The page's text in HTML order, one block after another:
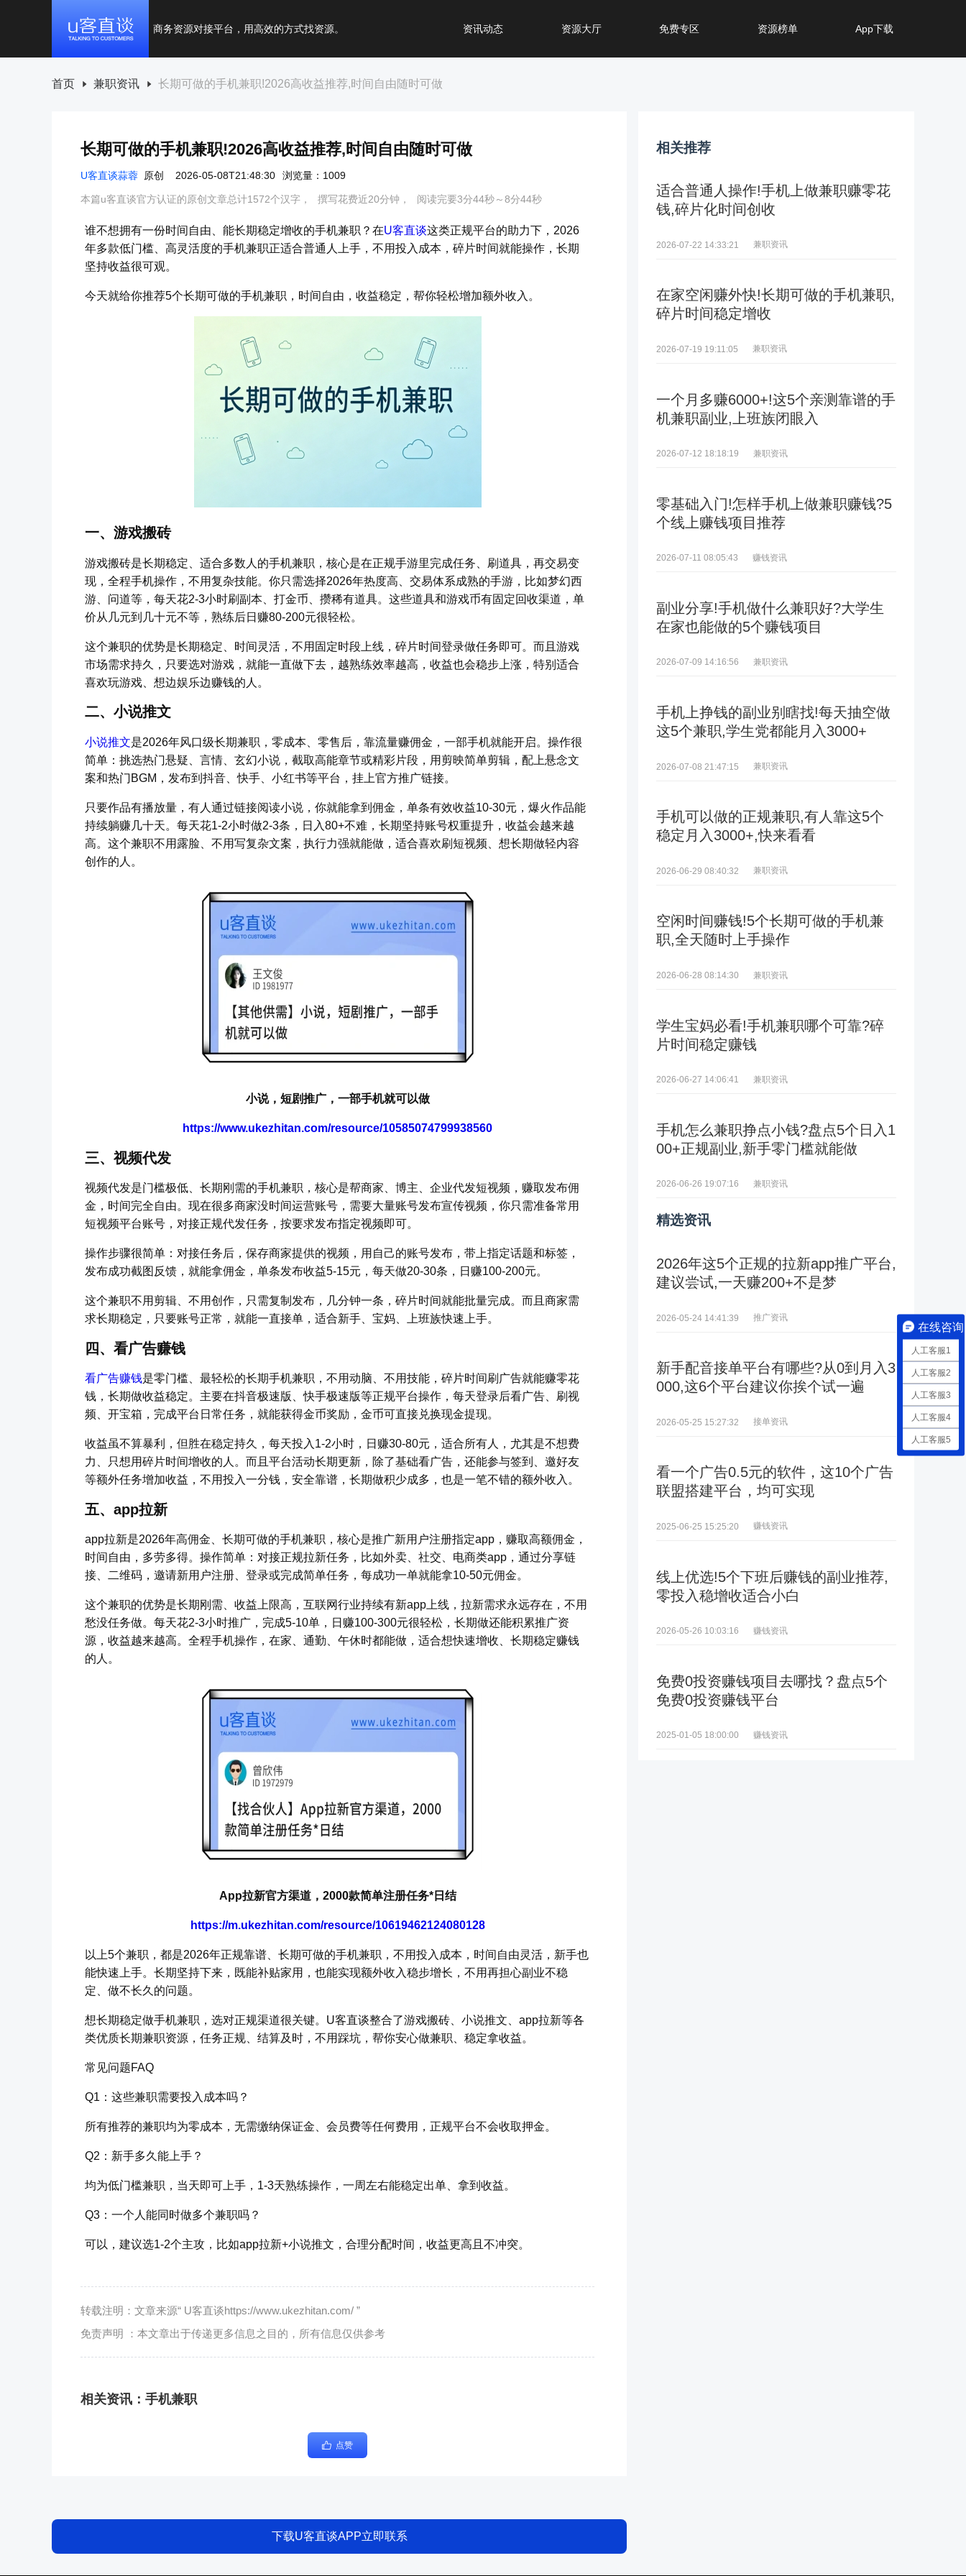
商务资源对接平台，用高效的方式找资源。 资讯动态 资源大厅 免费专区 资源榜单 App下载
首页 兼职资讯 长期可做的手机兼职!2026高收益推荐,时间自由随时可做
长期可做的手机兼职!2026高收益推荐,时间自由随时可做
U客直谈蒜蓉 原创 2026-05-08T21:48:30 浏览量：1009
本篇u客直谈官方认证的原创文章总计1572个汉字， 撰写花费近20分钟， 阅读完要3分44秒～8分44秒
谁不想拥有一份时间自由、能长期稳定增收的手机兼职？在U客直谈这类正规平台的助力下，2026
年多款低门槛、高灵活度的手机兼职正适合普通人上手，不用投入成本，碎片时间就能操作，长期
坚持收益很可观。
今天就给你推荐5个长期可做的手机兼职，时间自由，收益稳定，帮你轻松增加额外收入。
一、游戏搬砖
游戏搬砖是长期稳定、适合多数人的手机兼职，核心是在正规手游里完成任务、刷道具，再交易变
现，全程手机操作，不用复杂技能。你只需选择2026年热度高、交易体系成熟的手游，比如梦幻西
游、问道等，每天花2-3小时刷副本、打金币、攒稀有道具。这些道具和游戏币有固定回收渠道，单
价从几元到几十元不等，熟练后日赚80-200元很轻松。
这个兼职的优势是长期稳定、时间灵活，不用固定时段上线，碎片时间登录做任务即可。而且游戏
市场需求持久，只要选对游戏，就能一直做下去，越熟练效率越高，收益也会稳步上涨，特别适合
喜欢玩游戏、想边娱乐边赚钱的人。
二、小说推文
小说推文是2026年风口级长期兼职，零成本、零售后，靠流量赚佣金，一部手机就能开启。操作很
简单：挑选热门悬疑、言情、玄幻小说，截取高能章节或精彩片段，用剪映简单剪辑，配上悬念文
案和热门BGM，发布到抖音、快手、小红书等平台，挂上官方推广链接。
只要作品有播放量，有人通过链接阅读小说，你就能拿到佣金，单条有效收益10-30元，爆火作品能
持续躺赚几十天。每天花1-2小时做2-3条，日入80+不难，长期坚持账号权重提升，收益会越来越
高。这个兼职不用露脸、不用写复杂文案，执行力强就能做，适合喜欢刷短视频、想长期做轻内容
创作的人。
小说，短剧推广，一部手机就可以做
https://www.ukezhitan.com/resource/10585074799938560
三、视频代发
视频代发是门槛极低、长期刚需的手机兼职，核心是帮商家、博主、企业代发短视频，赚取发布佣
金，时间完全自由。现在很多商家没时间运营账号，需要大量账号发布宣传视频，你只需准备常用
短视频平台账号，对接正规代发任务，按要求发布指定视频即可。
操作步骤很简单：对接任务后，保存商家提供的视频，用自己的账号发布，带上指定话题和标签，
发布成功截图反馈，就能拿佣金，单条发布收益5-15元，每天做20-30条，日赚100-200元。
这个兼职不用剪辑、不用创作，只需复制发布，几分钟一条，碎片时间就能批量完成。而且商家需
求长期稳定，只要账号正常，就能一直接单，适合新手、宝妈、上班族快速上手。
四、看广告赚钱
看广告赚钱是零门槛、最轻松的长期手机兼职，不用动脑、不用技能，碎片时间刷广告就能赚零花
钱，长期做收益稳定。主要在抖音极速版、快手极速版等正规平台操作，每天登录后看广告、刷视
频、开宝箱，完成平台日常任务，就能获得金币奖励，金币可直接兑换现金提现。
收益虽不算暴利，但胜在稳定持久，每天投入1-2小时，日赚30-80元，适合所有人，尤其是不想费
力、只想用碎片时间增收的人。而且平台活动长期更新，除了基础看广告，还能参与签到、邀好友
等额外任务增加收益，不用投入一分钱，安全靠谱，长期做积少成多，也是一笔不错的额外收入。
五、app拉新
app拉新是2026年高佣金、长期可做的手机兼职，核心是推广新用户注册指定app，赚取高额佣金，
时间自由，多劳多得。操作简单：对接正规拉新任务，比如外卖、社交、电商类app，通过分享链
接、二维码，邀请新用户注册、登录或完成简单任务，每成功一单就能拿10-50元佣金。
这个兼职的优势是长期刚需、收益上限高，互联网行业持续有新app上线，拉新需求永远存在，不用
愁没任务做。每天花2-3小时推广，完成5-10单，日赚100-300元很轻松，长期做还能积累推广资
源，收益越来越高。全程手机操作，在家、通勤、午休时都能做，适合想快速增收、长期稳定赚钱
的人。
App拉新官方渠道，2000款简单注册任务*日结
https://m.ukezhitan.com/resource/10619462124080128
以上5个兼职，都是2026年正规靠谱、长期可做的手机兼职，不用投入成本，时间自由灵活，新手也
能快速上手。长期坚持下来，既能补贴家用，也能实现额外收入稳步增长，不用再担心副业不稳
定、做不长久的问题。
想长期稳定做手机兼职，选对正规渠道很关键。U客直谈整合了游戏搬砖、小说推文、app拉新等各
类优质长期兼职资源，任务正规、结算及时，不用踩坑，帮你安心做兼职、稳定拿收益。
常见问题FAQ
Q1：这些兼职需要投入成本吗？
所有推荐的兼职均为零成本，无需缴纳保证金、会员费等任何费用，正规平台不会收取押金。
Q2：新手多久能上手？
均为低门槛兼职，当天即可上手，1-3天熟练操作，一周左右能稳定出单、拿到收益。
Q3：一个人能同时做多个兼职吗？
可以，建议选1-2个主攻，比如app拉新+小说推文，合理分配时间，收益更高且不冲突。
转载注明：文章来源“ U客直谈https://www.ukezhitan.com/ ”
免责声明 ：本文章出于传递更多信息之目的，所有信息仅供参考
相关资讯： 手机兼职
点赞
下载U客直谈APP立即联系
相关推荐
适合普通人操作!手机上做兼职赚零花
钱,碎片化时间创收
2026-07-22 14:33:21 兼职资讯
在家空闲赚外快!长期可做的手机兼职,
碎片时间稳定增收
2026-07-19 19:11:05 兼职资讯
一个月多赚6000+!这5个亲测靠谱的手
机兼职副业,上班族闭眼入
2026-07-12 18:18:19 兼职资讯
零基础入门!怎样手机上做兼职赚钱?5
个线上赚钱项目推荐
2026-07-11 08:05:43 赚钱资讯
副业分享!手机做什么兼职好?大学生
在家也能做的5个赚钱项目
2026-07-09 14:16:56 兼职资讯
手机上挣钱的副业别瞎找!每天抽空做
这5个兼职,学生党都能月入3000+
2026-07-08 21:47:15 兼职资讯
手机可以做的正规兼职,有人靠这5个
稳定月入3000+,快来看看
2026-06-29 08:40:32 兼职资讯
空闲时间赚钱!5个长期可做的手机兼
职,全天随时上手操作
2026-06-28 08:14:30 兼职资讯
学生宝妈必看!手机兼职哪个可靠?碎
片时间稳定赚钱
2026-06-27 14:06:41 兼职资讯
手机怎么兼职挣点小钱?盘点5个日入1
00+正规副业,新手零门槛就能做
2026-06-26 19:07:16 兼职资讯
精选资讯
2026年这5个正规的拉新app推广平台,
建议尝试,一天赚200+不是梦
2026-05-24 14:41:39 推广资讯
新手配音接单平台有哪些?从0到月入3
000,这6个平台建议你挨个试一遍
2026-05-25 15:27:32 接单资讯
看一个广告0.5元的软件，这10个广告
联盟搭建平台，均可实现
2025-06-25 15:25:20 赚钱资讯
线上优选!5个下班后赚钱的副业推荐,
零投入稳增收适合小白
2026-05-26 10:03:16 赚钱资讯
免费0投资赚钱项目去哪找？盘点5个
免费0投资赚钱平台
2025-01-05 18:00:00 赚钱资讯
在线咨询
人工客服1
人工客服2
人工客服3
人工客服4
人工客服5